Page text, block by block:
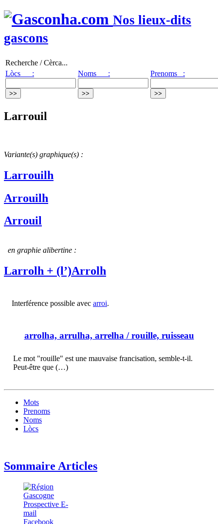
Nos lieux-dits
gascons
Recherche / Cèrca...
Lòcs :
Noms : Prenoms :
Larrouil
Variante(s) graphique(s) :
Larrouilh
Arrouilh
Arrouil
en graphie alibertine :
Larrolh + (l’)Arrolh
Interférence possible avec arroi.
arrolha, arrulha, arrelha / rouille, ruisseau
Le mot "rouille" est une mauvaise francisation, semble-t-il.
Peut-être que (…)
Mots
Prenoms
Noms
Lòcs
Sommaire Articles